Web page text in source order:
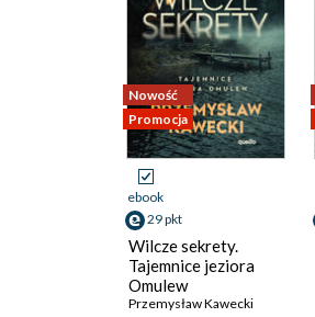
Nowość
Promocja
ebook
29 pkt
Wilcze sekrety.
Tajemnice jeziora
Omulew
Przemysław Kawecki